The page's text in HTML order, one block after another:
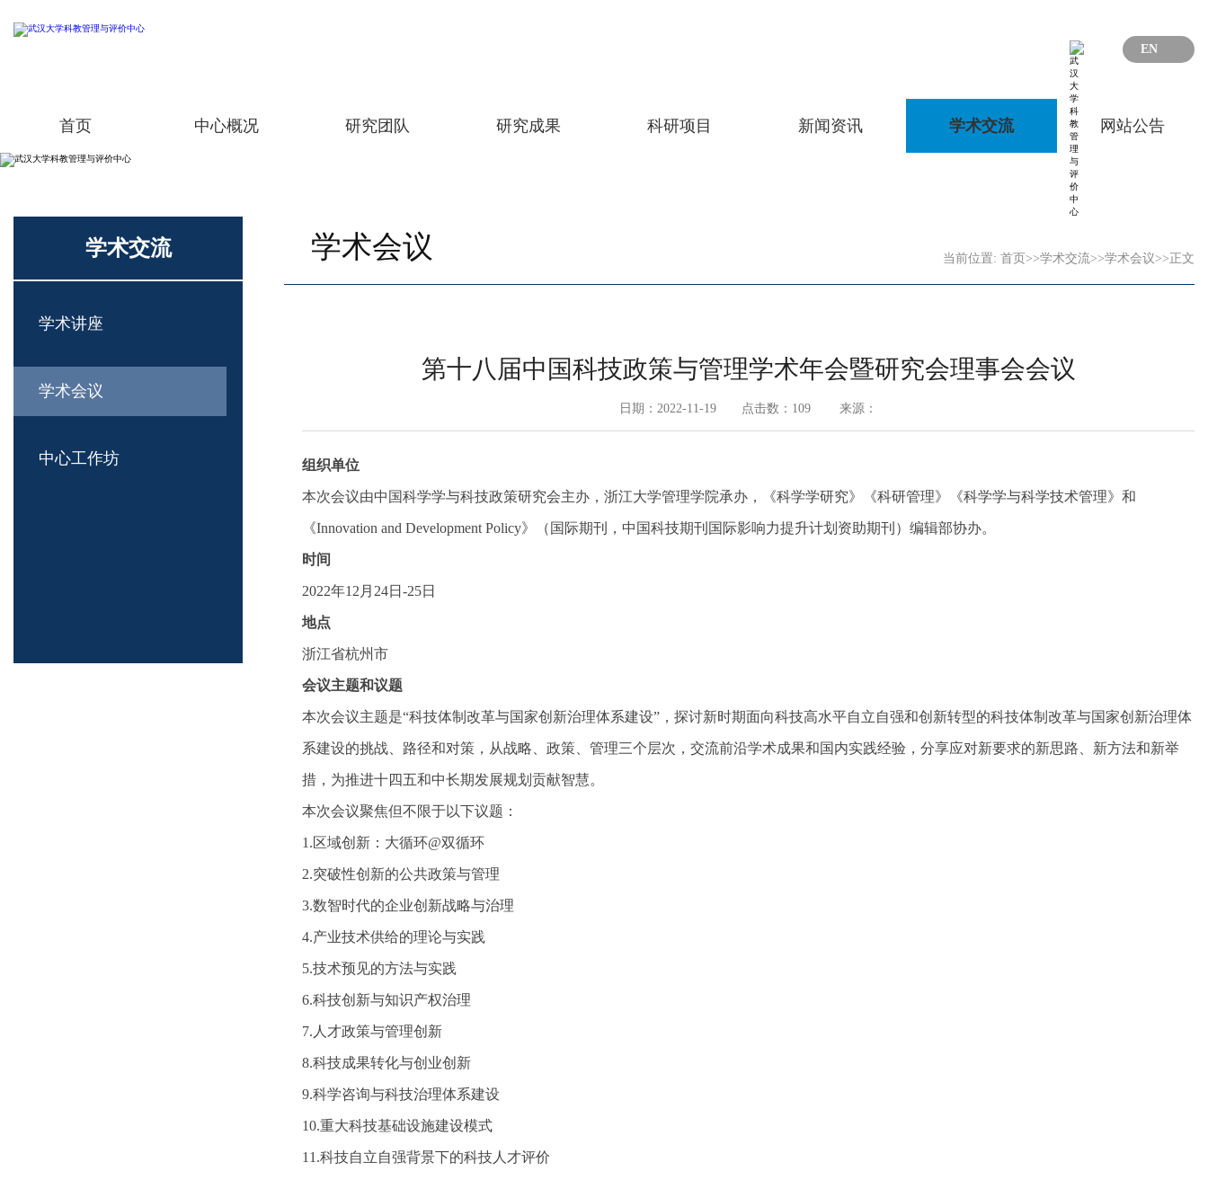
EN
首页 中心概况 研究团队 研究成果 科研项目 新闻资讯 学术交流 网站公告
学术交流
学术讲座
学术会议
中心工作坊
当前位置: 首页 >>学术交流>>学术会议>> 正文
学术会议
第十八届中国科技政策与管理学术年会暨研究会理事会会议
日期：2022-11-19 点击数： 109 来源：
组织单位
本次会议由中国科学学与科技政策研究会主办，浙江大学管理学院承办，《科学学研究》《科研管理》《科学学与科学技术管理》和
《Innovation and Development Policy》（国际期刊，中国科技期刊国际影响力提升计划资助期刊）编辑部协办。
时间
2022年12月24日-25日
地点
浙江省杭州市
会议主题和议题
本次会议主题是“科技体制改革与国家创新治理体系建设”，探讨新时期面向科技高水平自立自强和创新转型的科技体制改革与国家创新治理体
系建设的挑战、路径和对策，从战略、政策、管理三个层次，交流前沿学术成果和国内实践经验，分享应对新要求的新思路、新方法和新举
措，为推进十四五和中长期发展规划贡献智慧。
本次会议聚焦但不限于以下议题：
1.区域创新：大循环@双循环
2.突破性创新的公共政策与管理
3.数智时代的企业创新战略与治理
4.产业技术供给的理论与实践
5.技术预见的方法与实践
6.科技创新与知识产权治理
7.人才政策与管理创新
8.科技成果转化与创业创新
9.科学咨询与科技治理体系建设
10.重大科技基础设施建设模式
11.科技自立自强背景下的科技人才评价